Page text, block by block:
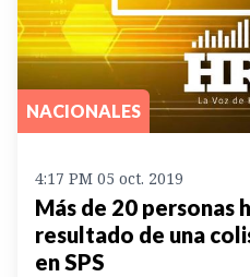
NACIONALES
4:17 PM 05 oct. 2019
Más de 20 personas
resultado de una
en SPS